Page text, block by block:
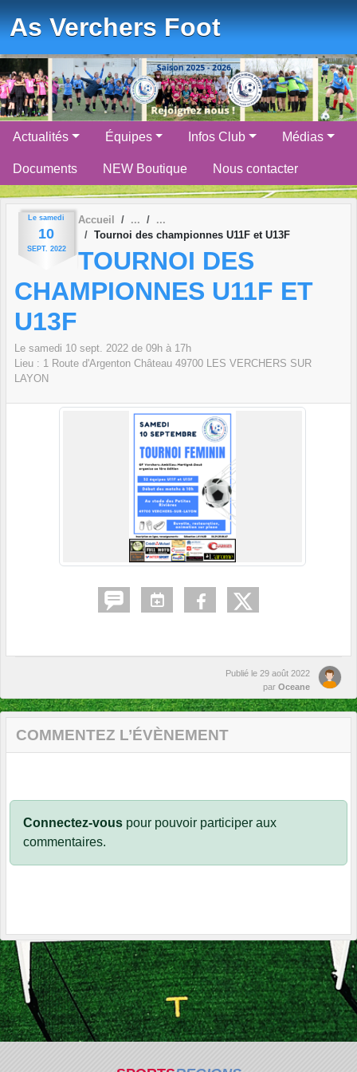
As Verchers Foot
Actualités Équipes Infos Club Médias
Documents NEW Boutique Nous contacter
Le samedi
10
SEPT. 2022
Accueil
Tournoi des championnes U11F et U13F
TOURNOI DES
CHAMPIONNES U11F ET
U13F
Le samedi 10 sept. 2022 de 09h à 17h
Lieu : 1 Route d'Argenton Château 49700 LES VERCHERS SUR
LAYON
Publié le 29 août 2022
par Oceane
COMMENTEZ L’ÉVÈNEMENT
Connectez-vous pour pouvoir participer aux
commentaires.